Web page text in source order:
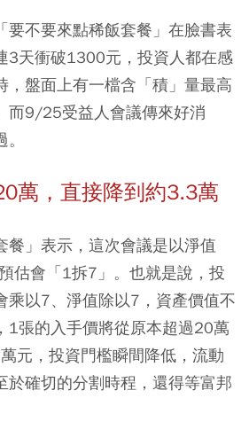
要不要來點稀飯套餐」在臉書表
3天衝破1300元，投資人都在感
，盤面上有一檔含「積」量最高
而9/25受益人會議傳來好消
萬，直接降到約3.3萬
餐」表示，這次會議是以淨值
估會「1拆7」。也就是說，投
乘以7、淨值除以7，資產價值不
1張的入手價將從原本超過20萬
元，投資門檻瞬間降低，流動
於確切的分割時程，還得等富邦